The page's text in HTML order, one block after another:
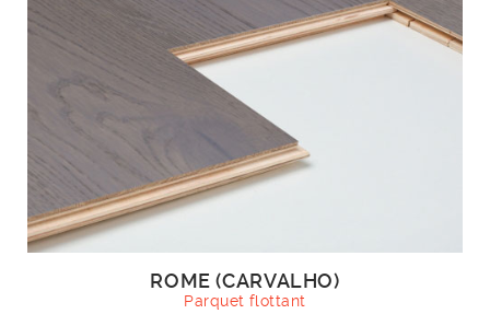
ROME (CARVALHO)
Parquet flottant